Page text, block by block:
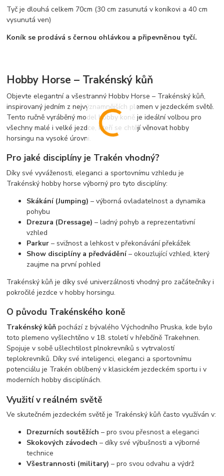
Tyč je dlouhá celkem 70cm (30 cm zasunutá v koníkovi a 40 cm
vysunutá ven)
Koník se prodává s černou ohlávkou a připevněnou tyčí.
Hobby Horse – Trakénský kůň
Objevte elegantní a všestranný Hobby Horse – Trakénský kůň,
inspirovaný jedním z nejvýznamnějších plemen v jezdeckém světě.
Tento ručně vyráběný model hobby koně je ideální volbou pro
všechny malé i velké jezdce, kteří se chtějí věnovat hobby
horsingu na vysoké úrovni.
Pro jaké disciplíny je Trakén vhodný?
Díky své vyváženosti, eleganci a sportovnímu vzhledu je
Trakénský hobby horse výborný pro tyto disciplíny:
Skákání (Jumping) – výborná ovladatelnost a dynamika
pohybu
Drezura (Dressage) – ladný pohyb a reprezentativní
vzhled
Parkur – svižnost a lehkost v překonávání překážek
Show disciplíny a předvádění– okouzlující vzhled, který
zaujme na první pohled
Trakénský kůň je díky své univerzálnosti vhodný pro začátečníky i
pokročilé jezdce v hobby horsingu.
O původu Trakénského koně
Trakénský kůň pochází z bývalého Východního Pruska, kde bylo
toto plemeno vyšlechtěno v 18. století v hřebčíně Trakehnen.
Spojuje v sobě ušlechtilost plnokrevníků s vytrvalostí
teplokrevníků. Díky své inteligenci, eleganci a sportovnímu
potenciálu je Trakén oblíbený v klasickém jezdeckém sportu i v
moderních hobby disciplínách.
Využití v reálném světě
Ve skutečném jezdeckém světě je Trakénský kůň často využíván v:
Drezurních soutěžích – pro svou přesnost a eleganci
Skokových závodech – díky své výbušnosti a výborné
technice
Všestrannosti (military) – pro svou odvahu a výdrž